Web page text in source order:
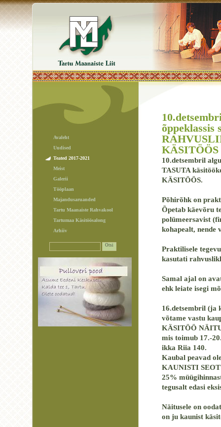
Avaleht
Uudised
Teated 2017-2021
Meist
Galerii
Tööplaan
Majandusaruanded
Tartu Maanaiste Rahvakool
Tartumaa Käsitöösalong
Arhiiv
õppeklassis
KÄSITÖÖS
10.detsembril
TASUTA
KÄSITÖÖS.
Põhirõhk on
Õpetab käevõru
polümeersavist
kohapealt, nende
Praktilisele
kasutati
Samal ajal on
ehk leiate isegi
16.detsembril (ja
võtame vastu
KÄSITÖÖ
mis toimub 17.-
ikka Riia 140.
Kaubal peavad
KAUNISTI
25%
tegusalt edasi
Näitusele on
on ju kaunist